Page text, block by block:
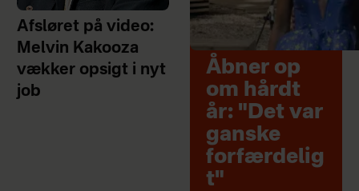
Afsløret på video:
Melvin Kakooza
vækker opsigt i nyt
job
Åbner op
om hårdt
år: "Det var
ganske
forfærdelig
t"